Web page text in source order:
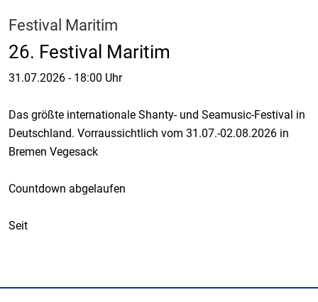
Festival Maritim
26. Festival Maritim
31.07.2026 - 18:00 Uhr
Das größte internationale Shanty- und Seamusic-Festival in
Deutschland. Vorraussichtlich vom 31.07.-02.08.2026 in
Bremen Vegesack
Countdown abgelaufen
Seit